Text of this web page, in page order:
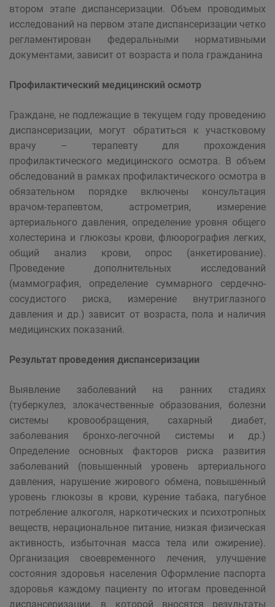
втором этапе диспансеризации. Объем проводимых
исследований на первом этапе диспансеризации четко
регламентирован федеральными нормативными
документами, зависит от возраста и пола гражданина
Профилактический медицинский осмотр
Граждане, не подлежащие в текущем году проведению
диспансеризации, могут обратиться к участковому
врачу – терапевту для прохождения
профилактического медицинского осмотра. В объем
обследований в рамках профилактического осмотра в
обязательном порядке включены консультация
врачом-терапевтом, астрометрия, измерение
артериального давления, определение уровня общего
холестерина и глюкозы крови, флюорография легких,
общий анализ крови, опрос (анкетирование).
Проведение дополнительных исследований
(маммография, определение суммарного сердечно-
сосудистого риска, измерение внутриглазного
давления и др.) зависит от возраста, пола и наличия
медицинских показаний.
Результат проведения диспансеризации
Выявление заболеваний на ранних стадиях
(туберкулез, злокачественные образования, болезни
системы кровообращения, сахарный диабет,
заболевания бронхо-легочной системы и др.)
Определение основных факторов риска развития
заболеваний (повышенный уровень артериального
давления, нарушение жирового обмена, повышенный
уровень глюкозы в крови, курение табака, пагубное
потребление алкоголя, наркотических и психотропных
веществ, нерациональное питание, низкая физическая
активность, избыточная масса тела или ожирение).
Организация своевременного лечения, улучшение
состояния здоровья населения Оформление паспорта
здоровья каждому пациенту по итогам проведенной
диспансеризации, в которой вносятся результаты